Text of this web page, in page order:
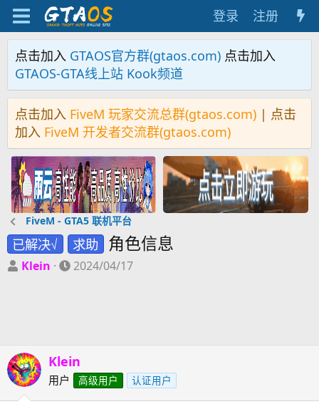
登录 注册
点击加入 GTAOS官方群(gtaos.com) 点击加入
GTAOS-GTA线上站 Kook频道
点击加入 FiveM 玩家交流总群(gtaos.com) | 点击
加入 FiveM 开发者交流群(gtaos.com)
FiveM - GTA5 联机平台
已解决√ 求助 角色信息
主
Klein
开
2024/04/17
Klein
用户 高级用户 认证用户